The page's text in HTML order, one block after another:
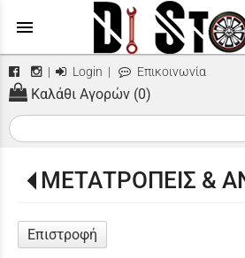
menu
| Login | Επικοινωνία
Καλάθι Αγορών (0)
ΜΕΤΑΤΡΟΠΕΙΣ &
Επιστροφή